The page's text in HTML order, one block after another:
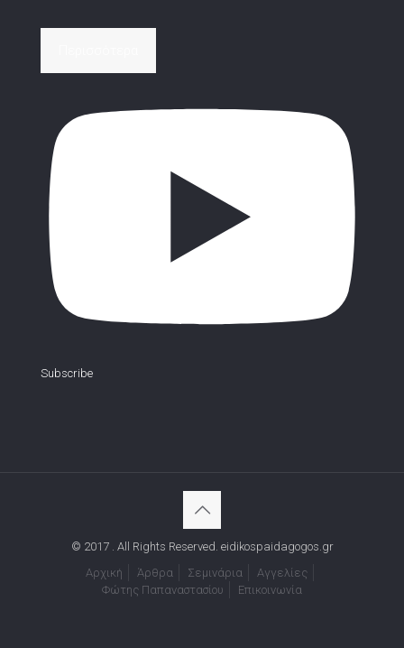
Subscribe
© 2017 . All Rights Reserved. eidikospaidagogos.gr
Αρχική
Άρθρα Σεμινάρια
Αγγελίες
Φώτης Παπαναστασίου
Επικοινωνία